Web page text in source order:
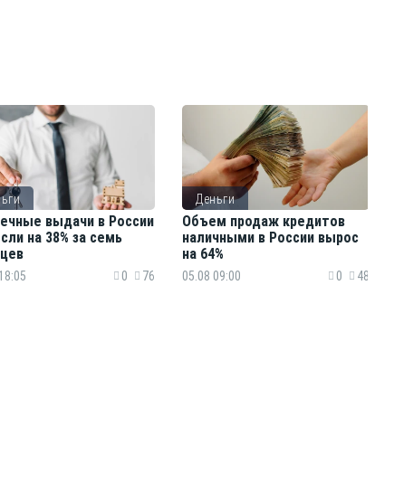
выдачи в России
на 38% за семь
0 76
Деньги
Объем продаж кредитов
наличными в России вырос
на 64%
05.08 09:00 0 48